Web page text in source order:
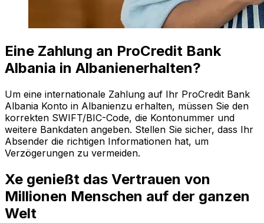
Eine Zahlung an ProCredit Bank
Albania in Albanienerhalten?
Um eine internationale Zahlung auf Ihr ProCredit Bank
Albania Konto in Albanienzu erhalten, müssen Sie den
korrekten SWIFT/BIC-Code, die Kontonummer und
weitere Bankdaten angeben. Stellen Sie sicher, dass Ihr
Absender die richtigen Informationen hat, um
Verzögerungen zu vermeiden.
Xe genießt das Vertrauen von
Millionen Menschen auf der ganzen
Welt